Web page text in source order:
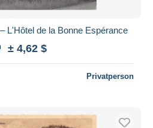
L'Hôtel de la Bonne Espérance
± 4,62 $
Privatperson